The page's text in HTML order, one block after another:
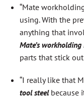
“Mate
using. With the
anything that
Mate’s
parts that stick out
“I really like that
tool steelbecause